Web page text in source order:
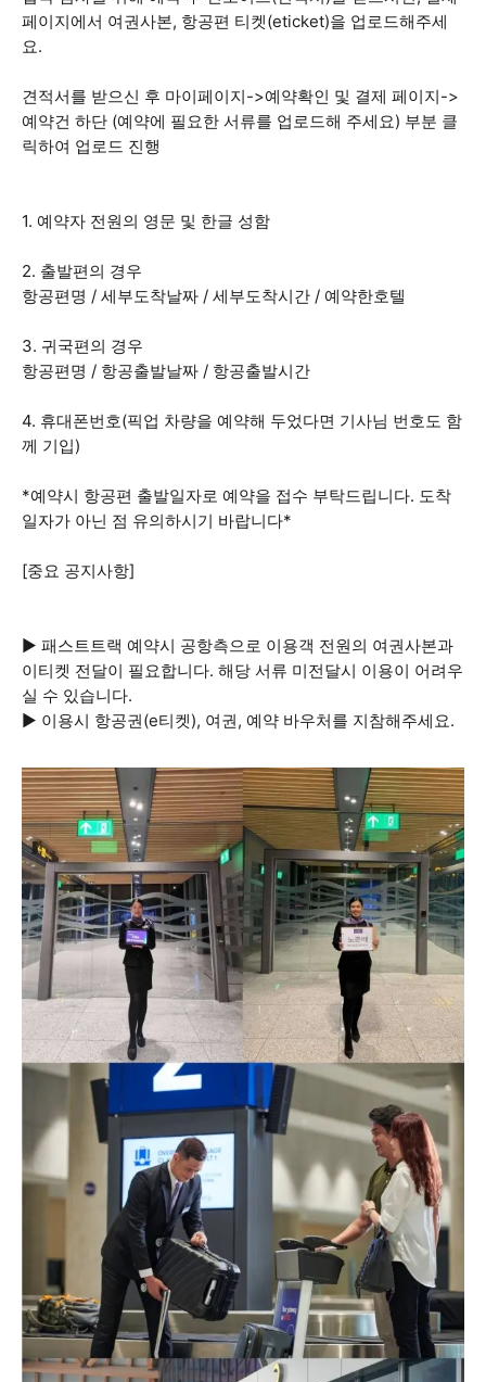
페이지에서 여권사본, 항공편 티켓(eticket)을 업로드해주세
요.
견적서를 받으신 후 마이페이지->예약확인 및 결제 페이지->
예약건 하단 (예약에 필요한 서류를 업로드해 주세요) 부분 클
릭하여 업로드 진행
1. 예약자 전원의 영문 및 한글 성함
2. 출발편의 경우
항공편명 / 세부도착날짜 / 세부도착시간 / 예약한호텔
3. 귀국편의 경우
항공편명 / 항공출발날짜 / 항공출발시간
4. 휴대폰번호(픽업 차량을 예약해 두었다면 기사님 번호도 함
께 기입)
*예약시 항공편 출발일자로 예약을 접수 부탁드립니다. 도착
일자가 아닌 점 유의하시기 바랍니다*
[중요 공지사항]
▶ 패스트트랙 예약시 공항측으로 이용객 전원의 여권사본과
이티켓 전달이 필요합니다. 해당 서류 미전달시 이용이 어려우
실 수 있습니다.
▶ 이용시 항공권(e티켓), 여권, 예약 바우처를 지참해주세요.